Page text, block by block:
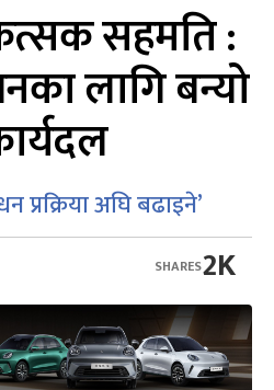
सहमति :
लागि बन्यो
प्रक्रिया अघि बढाइने’
2K
SHARES